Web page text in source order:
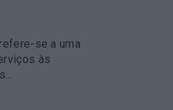
se a uma
às